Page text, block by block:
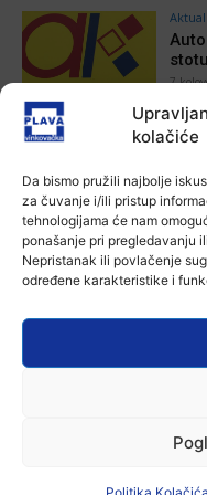
kolačiće
Da bismo pružili najbolje
za čuvanje i/ili pristup
tehnologijama će nam
ponašanje pri pregledavanju
Nepristanak ili povlačenje
određene karakteristike i
7
7
U
6